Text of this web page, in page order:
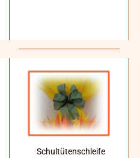
Schultütenschleife